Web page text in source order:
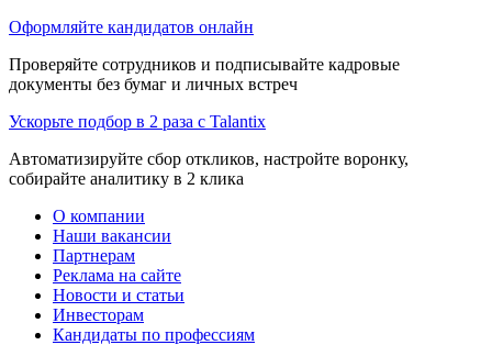
Оформляйте кандидатов онлайн
Проверяйте сотрудников и подписывайте кадровые
документы без бумаг и личных встреч
Ускорьте подбор в 2 раза с Talantix
Автоматизируйте сбор откликов, настройте воронку,
собирайте аналитику в 2 клика
О компании
Наши вакансии
Партнерам
Реклама на сайте
Новости и статьи
Инвесторам
Кандидаты по профессиям